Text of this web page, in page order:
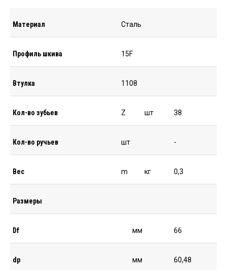
Материал Сталь
Профиль шкива 15F
Втулка 1108
Кол-во зубьев Z шт 38
Кол-во ручьев шт -
Вес m кг 0,3
Размеры
Df мм 66
dp мм 60,48